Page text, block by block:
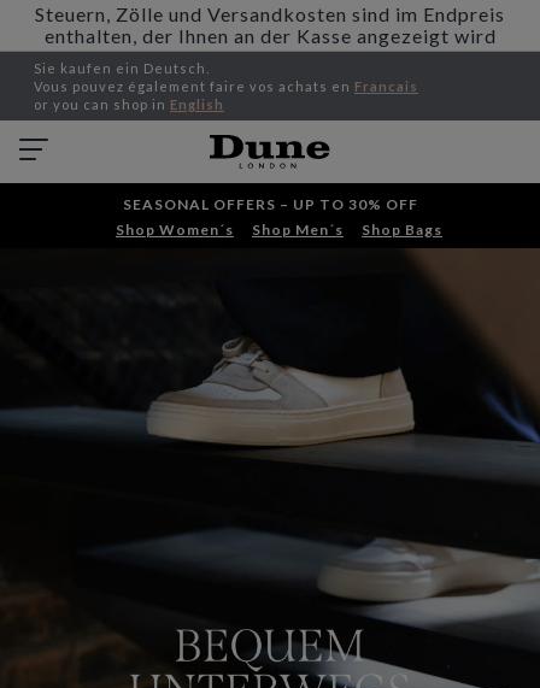
Steuern, Zölle und Versandkosten sind im Endpreis
enthalten, der Ihnen an der Kasse angezeigt wird
Sie kaufen ein Deutsch.
Vous pouvez également faire vos achats en Francais
or you can shop in English
SEASONAL OFFERS – UP TO 30% OFF
Shop Women´s
Shop Men´s Shop Bags